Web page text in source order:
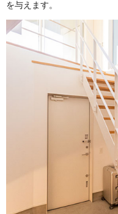
を与えます。